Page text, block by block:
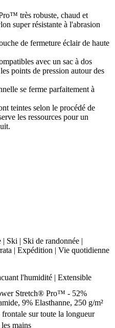
très robuste, chaud et
super résistante à l'abrasion
de fermeture éclair de haute
avec un sac à dos
points de pression autour des
se ferme parfaitement à
teintes selon le procédé de
les ressources pour un
| Ski | Ski de randonnée |
| Expédition | Vie quotidienne
l'humidité | Extensible
Stretch® Pro™ - 52%
9% Elasthanne, 250 g/m²
frontale sur toute la longueur
mains